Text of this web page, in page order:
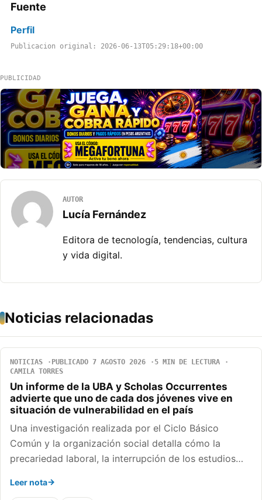
Fuente
Perfil
Publicacion original: 2026-06-13T05:29:18+00:00
PUBLICIDAD
AUTOR
Lucía Fernández
Editora de tecnología, tendencias, cultura
y vida digital.
Noticias relacionadas
NOTICIAS PUBLICADO 7 AGOSTO 2026
5 MIN DE LECTURA
CAMILA TORRES
Un informe de la UBA y Scholas Occurrentes
advierte que uno de cada dos jóvenes vive en
situación de vulnerabilidad en el país
Una investigación realizada por el Ciclo Básico
Común y la organización social detalla cómo la
precariedad laboral, la interrupción de los estudios…
Leer nota